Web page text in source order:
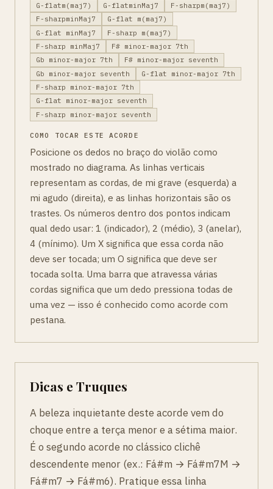
G-flatm(maj7)
G-flatminMaj7
F-sharpm(maj7)
F-sharpminMaj7
G-flat m(maj7)
G-flat minMaj7
F-sharp m(maj7)
F-sharp minMaj7
F# minor-major 7th
Gb minor-major 7th
F# minor-major seventh
Gb minor-major seventh
G-flat minor-major 7th
F-sharp minor-major 7th
G-flat minor-major seventh
F-sharp minor-major seventh
COMO TOCAR ESTE ACORDE
Posicione os dedos no braço do violão como
mostrado no diagrama. As linhas verticais
representam as cordas, de mi grave (esquerda) a
mi agudo (direita), e as linhas horizontais são os
trastes. Os números dentro dos pontos indicam
qual dedo usar: 1 (indicador), 2 (médio), 3 (anelar),
4 (mínimo). Um X significa que essa corda não
deve ser tocada; um O significa que deve ser
tocada solta. Uma barra que atravessa várias
cordas significa que um dedo pressiona todas de
uma vez — isso é conhecido como acorde com
pestana.
Dicas e Truques
A beleza inquietante deste acorde vem do
choque entre a terça menor e a sétima maior.
É o segundo acorde no clássico clichê
descendente menor (ex.: Fá#m → Fá#m7M →
Fá#m7 → Fá#m6). Pratique essa linha